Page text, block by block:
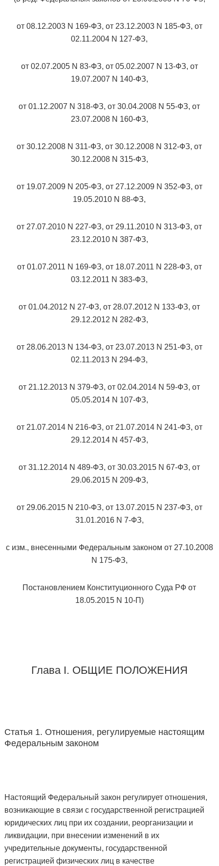
от 08.12.2003 N 169-ФЗ, от 23.12.2003 N 185-ФЗ, от
02.11.2004 N 127-ФЗ,
от 02.07.2005 N 83-ФЗ, от 05.02.2007 N 13-ФЗ, от
19.07.2007 N 140-ФЗ,
от 01.12.2007 N 318-ФЗ, от 30.04.2008 N 55-ФЗ, от
23.07.2008 N 160-ФЗ,
от 30.12.2008 N 311-ФЗ, от 30.12.2008 N 312-ФЗ, от
30.12.2008 N 315-ФЗ,
от 19.07.2009 N 205-ФЗ, от 27.12.2009 N 352-ФЗ, от
19.05.2010 N 88-ФЗ,
от 27.07.2010 N 227-ФЗ, от 29.11.2010 N 313-ФЗ, от
23.12.2010 N 387-ФЗ,
от 01.07.2011 N 169-ФЗ, от 18.07.2011 N 228-ФЗ, от
03.12.2011 N 383-ФЗ,
от 01.04.2012 N 27-ФЗ, от 28.07.2012 N 133-ФЗ, от
29.12.2012 N 282-ФЗ,
от 28.06.2013 N 134-ФЗ, от 23.07.2013 N 251-ФЗ, от
02.11.2013 N 294-ФЗ,
от 21.12.2013 N 379-ФЗ, от 02.04.2014 N 59-ФЗ, от
05.05.2014 N 107-ФЗ,
от 21.07.2014 N 216-ФЗ, от 21.07.2014 N 241-ФЗ, от
29.12.2014 N 457-ФЗ,
от 31.12.2014 N 489-ФЗ, от 30.03.2015 N 67-ФЗ, от
29.06.2015 N 209-ФЗ,
от 29.06.2015 N 210-ФЗ, от 13.07.2015 N 237-ФЗ, от
31.01.2016 N 7-ФЗ,
с изм., внесенными Федеральным законом от 27.10.2008
N 175-ФЗ,
Постановлением Конституционного Суда РФ от
18.05.2015 N 10-П)
Глава I. ОБЩИЕ ПОЛОЖЕНИЯ
Статья 1. Отношения, регулируемые настоящим
Федеральным законом
Настоящий Федеральный закон регулирует отношения,
возникающие в связи с государственной регистрацией
юридических лиц при их создании, реорганизации и
ликвидации, при внесении изменений в их
учредительные документы, государственной
регистрацией физических лиц в качестве